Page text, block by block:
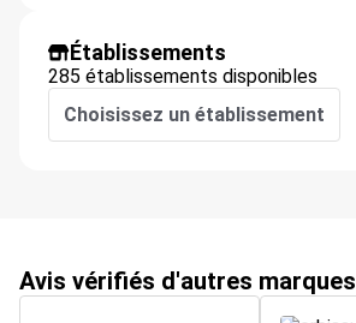
Établissements
285 établissements disponibles
Choisissez un établissement
Avis vérifiés d'autres marques